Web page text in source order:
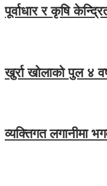
पूर्वाधार र कृषि
खुर्रा खोलाको पुल ४
व्यक्तिगत लगानीमा